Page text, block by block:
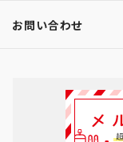
お問い合わせ